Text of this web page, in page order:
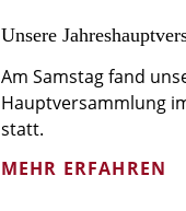
Unsere
Am Samstag fand
Hauptversammlung
statt.
MEHR ERFAHREN